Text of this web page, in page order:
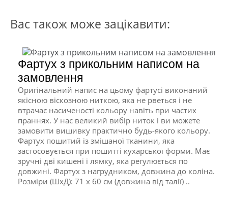
Вас також може зацікавити:
Фартух з прикольним написом на
замовлення
Оригінальний напис на цьому фартусі виконаний
якісною віскозною ниткою, яка не рветься і не
втрачає насиченості кольору навіть при частих
праннях. У нас великий вибір ниток і ви можете
замовити вишивку практично будь-якого кольору.
Фартух пошитий із змішаної тканини, яка
застосовується при пошитті кухарської форми. Має
зручні дві кишені і лямку, яка регулюється по
довжині. Фартух з нагрудником, довжина до коліна.
Розміри (ШхД): 71 x 60 см (довжина від талії) ..